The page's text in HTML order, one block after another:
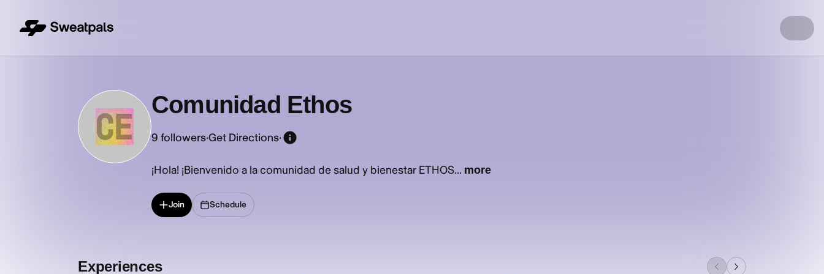
CE
Comunidad Ethos
9 followers·Get Directions·
¡Hola! ¡Bienvenido a la comunidad de salud y bienestar ETHOS... more
Join Schedule
Experiences